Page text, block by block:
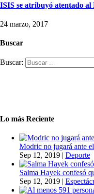
ISIS se atribuyó atentado al
24 marzo, 2017
Buscar
Buscar:
Lo más Reciente
Modric no jugará ante
Sep 12, 2019 | Deporte
Salma Hayek confesó
Sep 12, 2019 |